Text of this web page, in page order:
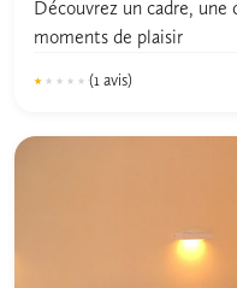
Découvrez un cadre, une
moments de plaisir
★★★★★
★★★★★ (1 avis)